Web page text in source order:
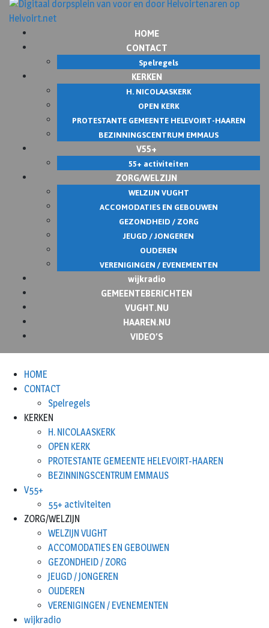
HOME
CONTACT
Spelregels
KERKEN
H. NICOLAASKERK
OPEN KERK
PROTESTANTE GEMEENTE HELEVOIRT-HAAREN
BEZINNINGSCENTRUM EMMAUS
V55+
55+ activiteiten
ZORG/WELZIJN
WELZIJN VUGHT
ACCOMODATIES EN GEBOUWEN
GEZONDHEID / ZORG
JEUGD / JONGEREN
OUDEREN
VERENIGINGEN / EVENEMENTEN
wijkradio
GEMEENTEBERICHTEN
VUGHT.NU
HAAREN.NU
VIDEO’S
HOME
CONTACT
Spelregels
KERKEN
H. NICOLAASKERK
OPEN KERK
PROTESTANTE GEMEENTE HELEVOIRT-HAAREN
BEZINNINGSCENTRUM EMMAUS
V55+
55+ activiteiten
ZORG/WELZIJN
WELZIJN VUGHT
ACCOMODATIES EN GEBOUWEN
GEZONDHEID / ZORG
JEUGD / JONGEREN
OUDEREN
VERENIGINGEN / EVENEMENTEN
wijkradio